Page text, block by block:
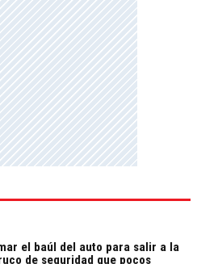
el baúl del auto para salir a la
de seguridad que pocos